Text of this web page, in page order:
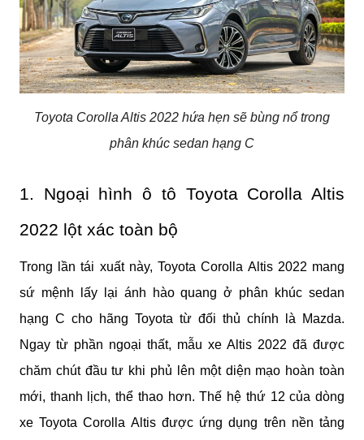
Toyota Corolla Altis 2022 hứa hẹn sẽ bùng nổ trong
phân khúc sedan hạng C
1. Ngoại hình ô tô Toyota Corolla Altis
2022 lột xác toàn bộ
Trong lần tái xuất này, Toyota Corolla Altis 2022 mang
sứ mệnh lấy lại ánh hào quang ở phân khúc sedan
hạng C cho hãng Toyota từ đối thủ chính là Mazda.
Ngay từ phần ngoại thất, mẫu xe Altis 2022 đã được
chăm chút đầu tư khi phủ lên một diện mạo hoàn toàn
mới, thanh lịch, thể thao hơn. Thế hệ thứ 12 của dòng
xe Toyota Corolla Altis được ứng dụng trên nền tảng